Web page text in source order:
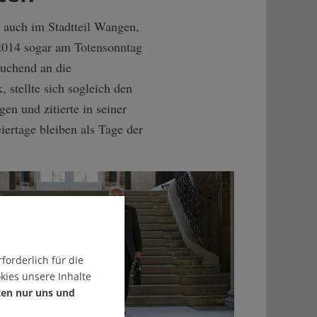
im Stadtteil Wangen,
sogar am Totensonntag
an die
stellte sich sogleich den
und zitierte in seiner
bleiben als Tage der
für die
unsere Inhalte
nur uns und